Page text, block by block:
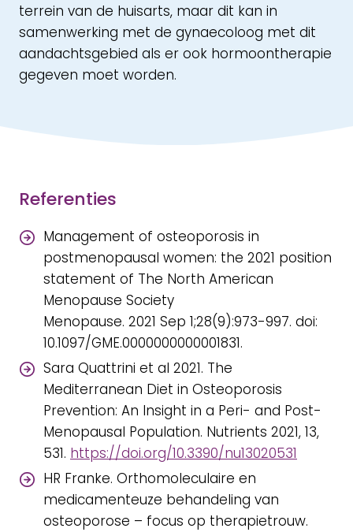
terrein van de huisarts, maar dit kan in
samenwerking met de gynaecoloog met dit
aandachtsgebied als er ook hormoontherapie
gegeven moet worden.
Referenties
Management of osteoporosis in
postmenopausal women: the 2021 position
statement of The North American
Menopause Society
Menopause. 2021 Sep 1;28(9):973-997. doi:
10.1097/GME.0000000000001831.
Sara Quattrini et al 2021. The
Mediterranean Diet in Osteoporosis
Prevention: An Insight in a Peri- and Post-
Menopausal Population. Nutrients 2021, 13,
531. https://doi.org/10.3390/nu13020531
HR Franke. Orthomoleculaire en
medicamenteuze behandeling van
osteoporose – focus op therapietrouw.